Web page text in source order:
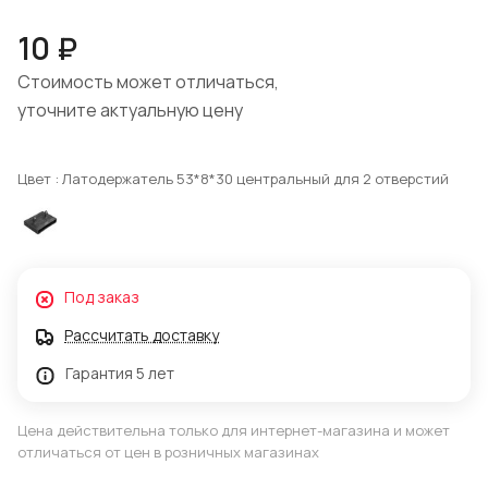
10 ₽
Стоимость может отличаться,
уточните актуальную цену
Цвет : Латодержатель 53*8*30 центральный для 2 отверстий
Под заказ
Рассчитать доставку
Гарантия 5 лет
Цена действительна только для интернет-магазина и может
отличаться от цен в розничных магазинах